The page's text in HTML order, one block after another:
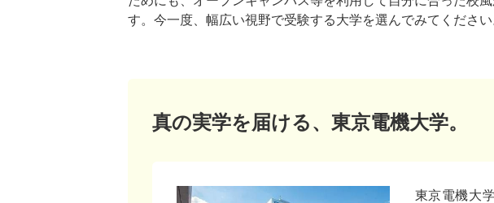
す。今一度、幅広い視野で受験する大学を選んでみてください
真の実学を届ける、東京電機大学。
東京電機大